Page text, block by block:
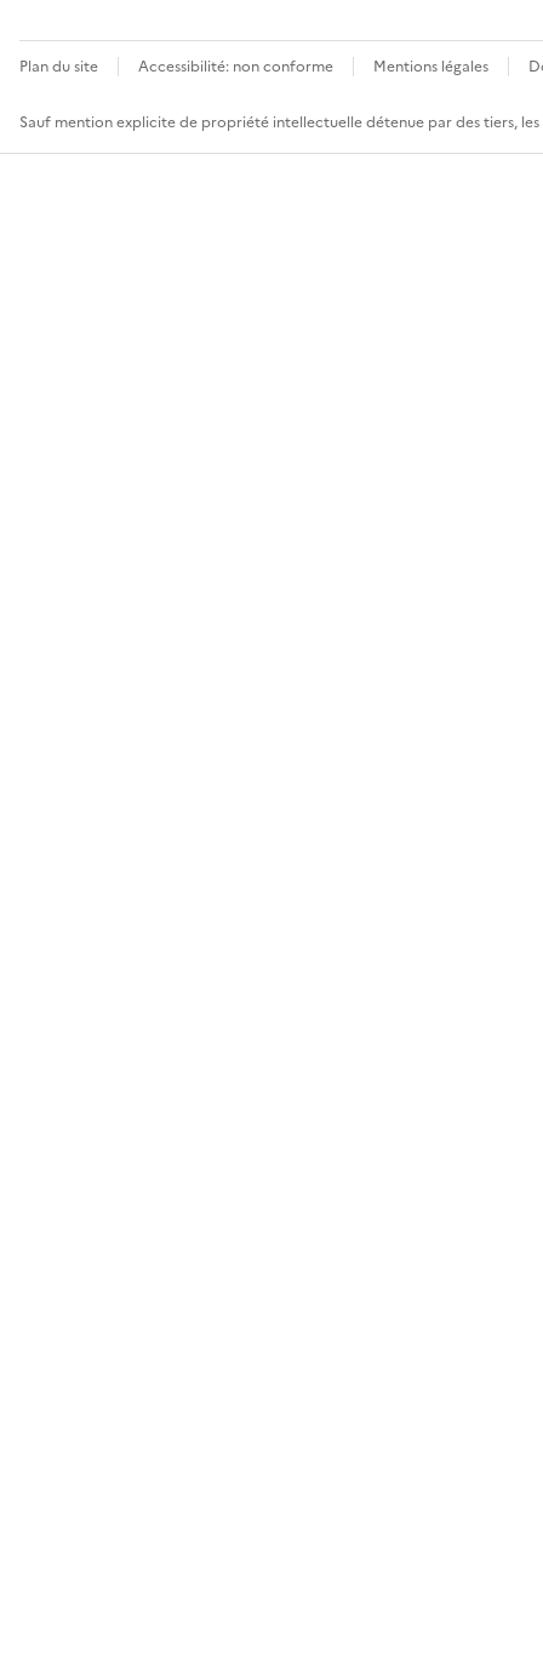
Plan du site Accessibilité: non conforme Mentions légales
Sauf mention explicite de propriété intellectuelle détenue par des tiers,